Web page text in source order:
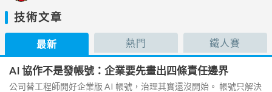
技術文章
最新 熱門 鐵人賽
AI 協作不是發帳號：企業要先畫出四條責任邊界
公司替工程師開好企業版 AI 帳號，治理其實還沒開始。 帳號只解決